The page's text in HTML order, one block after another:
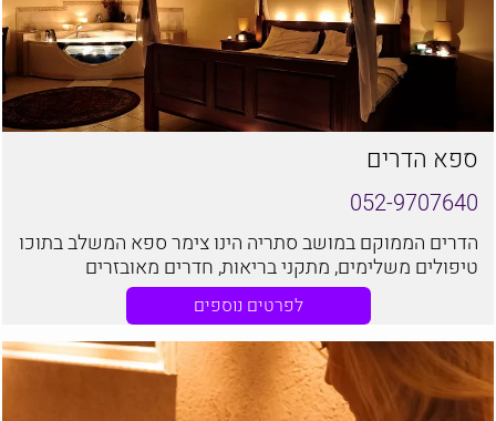
ספא הדרים
052-9707640
הדרים הממוקם במושב סתריה הינו צימר ספא המשלב בתוכו
טיפולים משלימים, מתקני בריאות, חדרים מאובזרים
ומפנקים ושלוות כפר אפופת רוגע.
לפרטים נוספים